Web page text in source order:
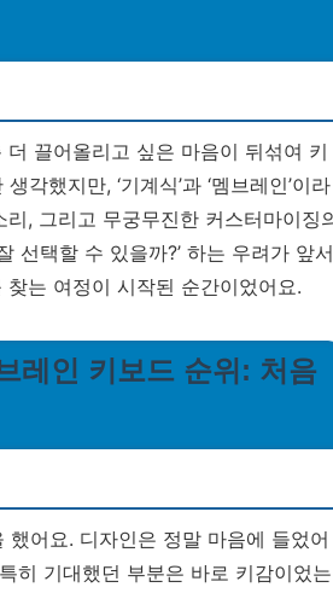
끌어올리고 싶은 마음이 뒤섞여 키
각했지만, ‘기계식’과 ‘멤브레인’이라
, 그리고 무궁무진한 커스터마이징
선택할 수 있을까?’ 하는 우려가 앞서
는 여정이 시작된 순간이었어요.
레인 키보드 순위: 처음
어요. 디자인은 정말 마음에 들었어
히 기대했던 부분은 바로 키감이었는